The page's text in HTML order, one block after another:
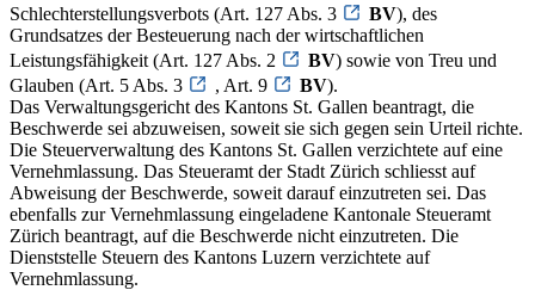
Schlechterstellungsverbots (Art. 127 Abs. 3
BV), des
Grundsatzes der Besteuerung nach der wirtschaftlichen
Leistungsfähigkeit (Art. 127 Abs. 2
BV) sowie von Treu und
Glauben (Art. 5 Abs. 3
, Art. 9 BV).
Das Verwaltungsgericht des Kantons St. Gallen beantragt, die
Beschwerde sei abzuweisen, soweit sie sich gegen sein Urteil richte.
Die Steuerverwaltung des Kantons St. Gallen verzichtete auf eine
Vernehmlassung. Das Steueramt der Stadt Zürich schliesst auf
Abweisung der Beschwerde, soweit darauf einzutreten sei. Das
ebenfalls zur Vernehmlassung eingeladene Kantonale Steueramt
Zürich beantragt, auf die Beschwerde nicht einzutreten. Die
Dienststelle Steuern des Kantons Luzern verzichtete auf
Vernehmlassung.